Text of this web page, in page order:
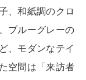
、和紙調のクロ
ブルーグレーの
、モダンなテイ
空間は「来訪者